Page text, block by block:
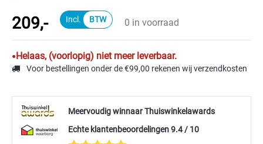
209,- 0 in voorraad
Helaas, (voorlopig) niet meer leverbaar.
Voor bestellingen onder de €99,00 rekenen wij verzendkosten
Meervoudig winnaar Thuiswinkelawards
Echte klantenbeoordelingen 9.4 / 10